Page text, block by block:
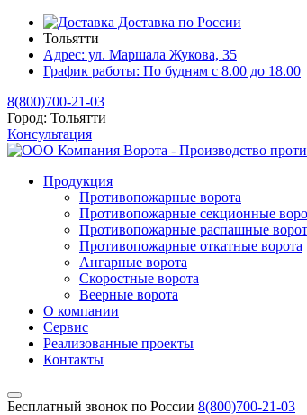
Доставка по России
Тольятти
Адрес: ул. Маршала Жукова, 35
График работы: По будням с 8.00 до 18.00
8(800)700-21-03
Город: Тольятти
Консультация
Продукция
Противопожарные ворота
Противопожарные секционные
Противопожарные распашные
Противопожарные откатные ворота
Ангарные ворота
Скоростные ворота
Веерные ворота
О компании
Сервис
Реализованные проекты
Контакты
Бесплатный звонок по России 8(800)700-21-03